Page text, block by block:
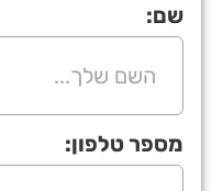
שם:
מספר טלפון: